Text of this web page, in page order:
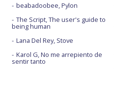
beabadoobee, Pylon
The Script, The user's guide to
being human
Lana Del Rey, Stove
Karol G, No me arrepiento de
sentir tanto